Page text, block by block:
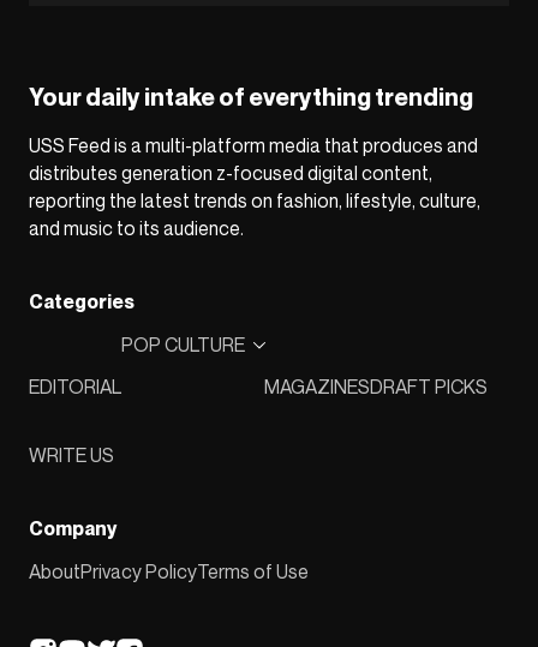
Your daily intake of everything trending
USS Feed is a multi-platform media that produces and
distributes generation z-focused digital content,
reporting the latest trends on fashion, lifestyle, culture,
and music to its audience.
Categories
EDITORIAL
POP CULTURE
MAGAZINESDRAFT PICKS
WRITE US
Company
AboutPrivacy PolicyTerms of Use